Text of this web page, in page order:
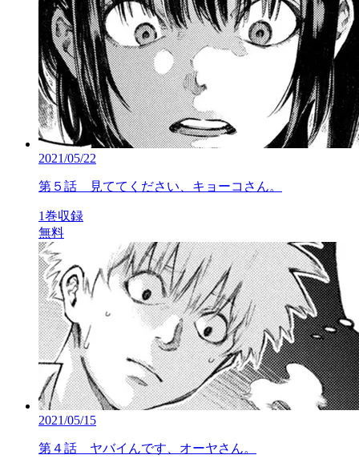
2021/05/22
第５話 見ててください、キョーコさん。
1巻収録
無料
2021/05/15
第４話 ヤバイんです、オーヤさん。